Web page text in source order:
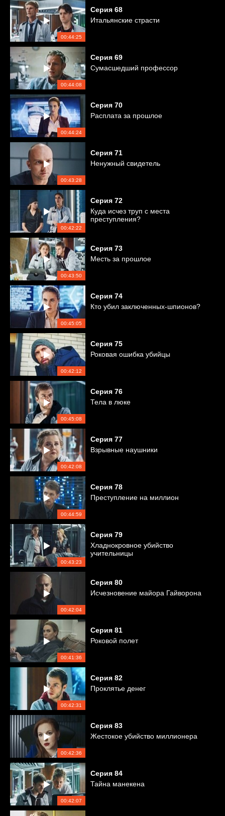
00:44:25
Серия 68
Итальянские страсти
00:44:08
Серия 69
Сумасшедший профессор
00:44:24
Серия 70
Расплата за прошлое
00:43:28
Серия 71
Ненужный свидетель
00:42:22
Серия 72
Куда исчез труп с места
преступления?
00:43:50
Серия 73
Месть за прошлое
00:45:05
Серия 74
Кто убил заключенных-шпионов?
00:42:12
Серия 75
Роковая ошибка убийцы
00:45:08
Серия 76
Тела в люке
00:42:08
Серия 77
Взрывные наушники
00:44:59
Серия 78
Преступление на миллион
00:43:23
Серия 79
Хладнокровное убийство
учительницы
00:42:04
Серия 80
Исчезновение майора Гайворона
00:41:36
Серия 81
Роковой полет
00:42:31
Серия 82
Проклятье денег
00:42:36
Серия 83
Жестокое убийство миллионера
00:42:07
Серия 84
Тайна манекена